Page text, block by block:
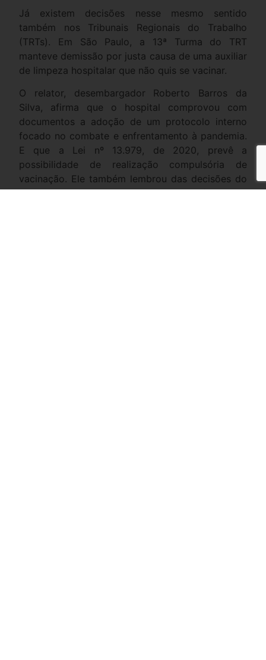
Já existem decisões nesse mesmo sentido
também nos Tribunais Regionais do Trabalho
(TRTs). Em São Paulo, a 13ª Turma do TRT
manteve demissão por justa causa de uma auxiliar
de limpeza hospitalar que não quis se vacinar.
O relator, desembargador Roberto Barros da
Silva, afirma que o hospital comprovou com
documentos a adoção de um protocolo interno
focado no combate e enfrentamento à pandemia.
E que a Lei nº 13.979, de 2020, prevê a
possibilidade de realização compulsória de
vacinação. Ele também lembrou das decisões do
STF que confirmam esse entendimento (processo